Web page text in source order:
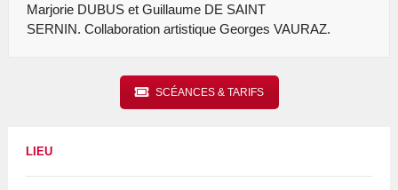
Marjorie DUBUS et Guillaume DE SAINT
SERNIN. Collaboration artistique Georges VAURAZ.
SCÉANCES & TARIFS
LIEU